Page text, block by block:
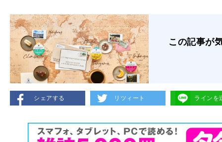
この記事が
シェアする リツィート ラインを